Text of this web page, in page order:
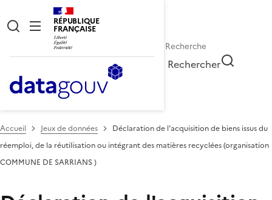
RÉPUBLIQUE
FRANÇAISE
Rechercher
Accueil Jeux de données
Déclaration de l'acquisition de biens issus du
réemploi, de la réutilisation ou intégrant des matières recyclées (organisation
COMMUNE DE SARRIANS )